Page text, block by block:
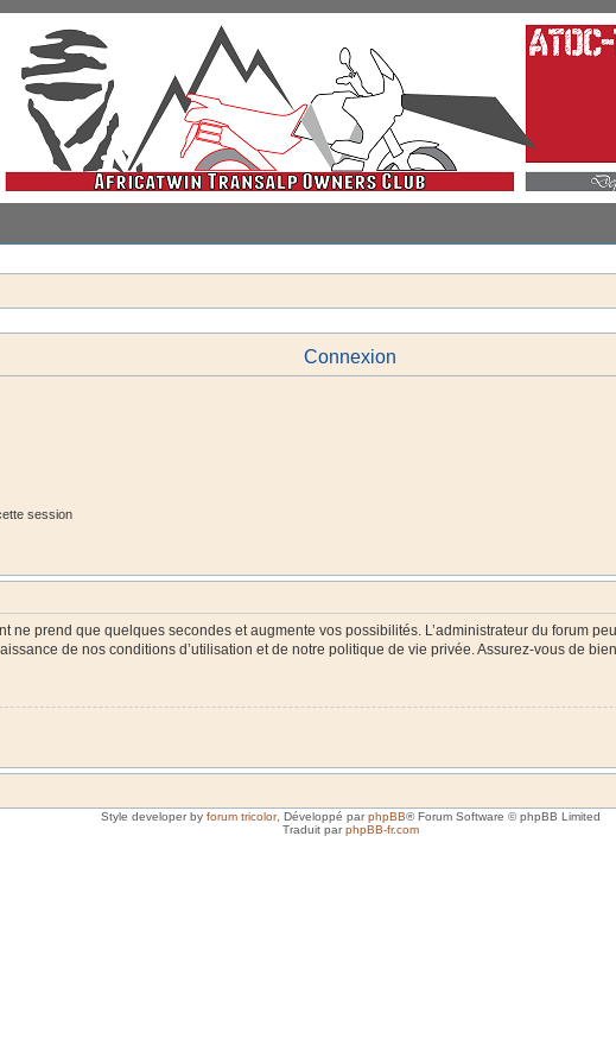
Connexion
session
ne prend que quelques secondes et augmente vos possibilités. L’administrateur du forum
de nos conditions d’utilisation et de notre politique de vie privée. Assurez-vous de
Style developer by forum tricolor, Développé parphpBB® Forum Software © phpBB Limited
Traduit parphpBB-fr.com